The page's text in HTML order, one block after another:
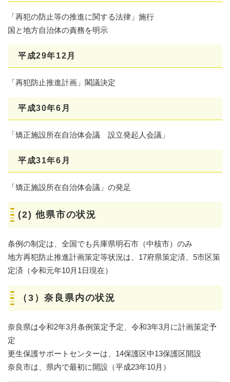
「再犯の防止等の推進に関する法律」施行
国と地方自治体の責務を明示
平成29年12月
「再犯防止推進計画」閣議決定
平成30年6月
「矯正施設所在自治体会議 設立発起人会議」
平成31年6月
「矯正施設所在自治体会議」の発足
(2) 他県市の状況
条例の制定は、全国でも兵庫県明石市（中核市）のみ
地方再犯防止推進計画策定等状況は、17府県策定済、5市区策
定済（令和元年10月1日現在）
（3）奈良県内の状況
奈良県は令和2年3月条例策定予定、令和3年3月に計画策定予
定
更生保護サポートセンターは、14保護区中13保護区開設
奈良市は、県内で最初に開設（平成23年10月）